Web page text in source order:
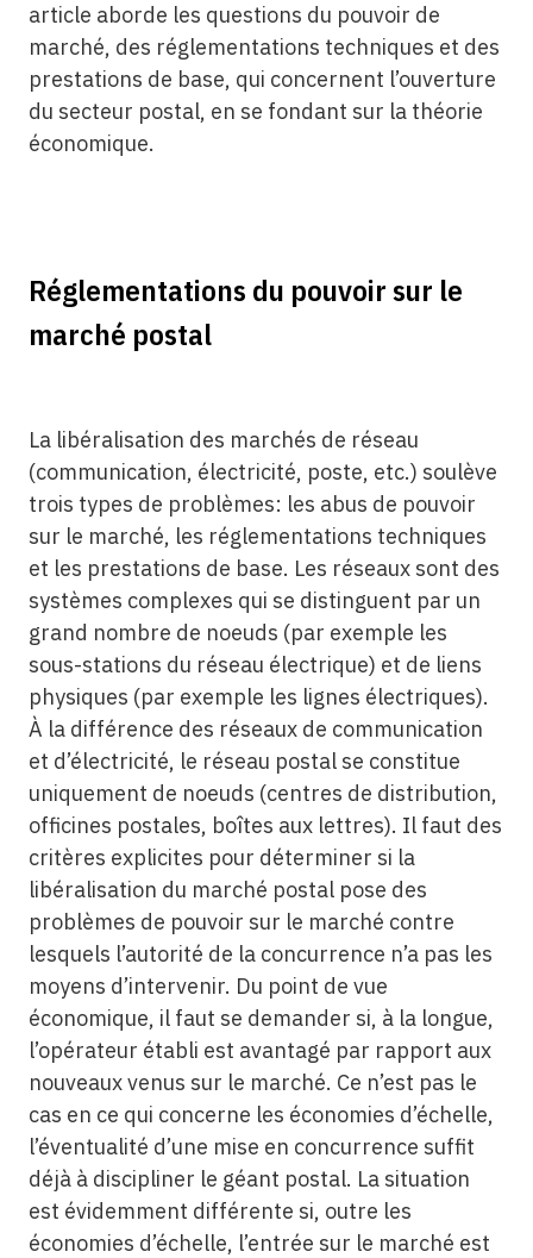
article aborde les questions du pouvoir de
marché, des réglementations techniques et des
prestations de base, qui concernent l’ouverture
du secteur postal, en se fondant sur la théorie
économique.
Réglementations du pouvoir sur le
marché postal
La libéralisation des marchés de réseau
(communication, électricité, poste, etc.) soulève
trois types de problèmes: les abus de pouvoir
sur le marché, les réglementations techniques
et les prestations de base. Les réseaux sont des
systèmes complexes qui se distinguent par un
grand nombre de noeuds (par exemple les
sous-stations du réseau électrique) et de liens
physiques (par exemple les lignes électriques).
À la différence des réseaux de communication
et d’électricité, le réseau postal se constitue
uniquement de noeuds (centres de distribution,
officines postales, boîtes aux lettres). Il faut des
critères explicites pour déterminer si la
libéralisation du marché postal pose des
problèmes de pouvoir sur le marché contre
lesquels l’autorité de la concurrence n’a pas les
moyens d’intervenir. Du point de vue
économique, il faut se demander si, à la longue,
l’opérateur établi est avantagé par rapport aux
nouveaux venus sur le marché. Ce n’est pas le
cas en ce qui concerne les économies d’échelle,
l’éventualité d’une mise en concurrence suffit
déjà à discipliner le géant postal. La situation
est évidemment différente si, outre les
économies d’échelle, l’entrée sur le marché est